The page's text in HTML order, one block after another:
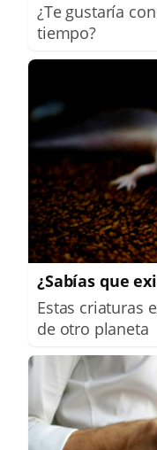
¿Te gustaría
tiempo?
¿Sabías que
Estas criaturas
de otro planeta